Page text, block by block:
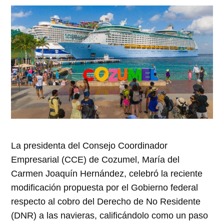
abre
en
una
ventana
nueva)
abre
en
una
ventana
nueva)
abre
en
una
ventana
nueva)
abre
en
una
ventana
nueva)
abre
en
una
ventana
nueva)
La presidenta del Consejo Coordinador
Empresarial (CCE) de Cozumel, María del
Carmen Joaquín Hernández, celebró la reciente
modificación propuesta por el Gobierno federal
respecto al cobro del Derecho de No Residente
(DNR) a las navieras, calificándolo como un paso